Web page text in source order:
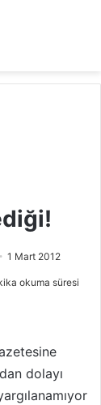
1 Mart 2012
okuma süresi
dolayı